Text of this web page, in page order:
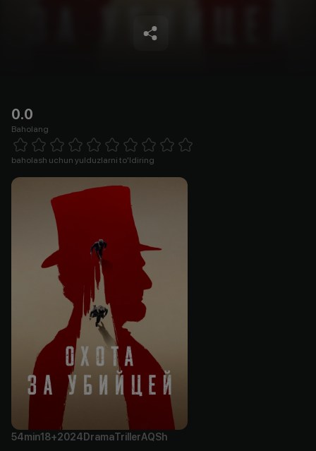
0.0
Baholang
1 Star 2 Stars 3 Stars 4 Stars5 Stars 6 Stars7 Stars8 Stars
baholash uchun yulduzlarni to'ldiring
54min18+2024 DramaTrillerAQSh